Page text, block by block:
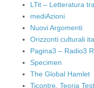
LTit – Letteratura
mediAzioni
Nuovi Argomenti
Orizzonti culturali
Pagina3 – Radio3
Specimen
The Global Hamlet
Ticontre. Teoria